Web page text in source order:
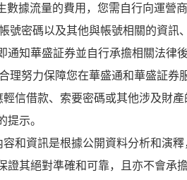
數據流量的費用，您需自行向運營
號密碼以及其他與帳號相關的資訊
知華盛証券並自行承擔相關法律後
理努力保障您在華盛通和華盛証券
信借款、索要密碼或其他涉及財
示。
和資訊是根據公開資料分析和演
證其絕對準確和可靠，且亦不會承